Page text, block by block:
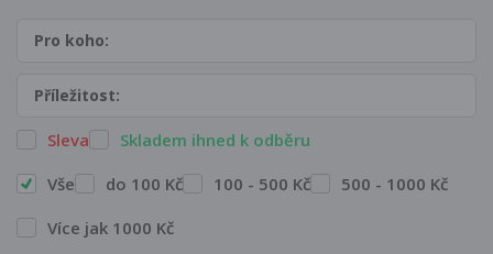
Pro koho:
Příležitost:
Sleva
Skladem ihned k odběru
Vše
do 100 Kč 100 - 500 Kč
500 - 1000 Kč
Více jak 1000 Kč